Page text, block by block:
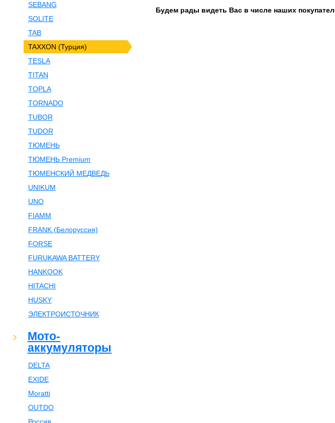
SEBANG
SOLITE
TAB
TAXXON (Турция)
TESLA
TITAN
TOPLA
TORNADO
TUBOR
TUDOR
ТЮМЕНЬ
ТЮМЕНЬ Premium
ТЮМЕНСКИЙ МЕДВЕДЬ
UNIKUM
UNO
FIAMM
FRANK (Белоруссия)
FORSE
FURUKAWA BATTERY
HANKOOK
HITACHI
HUSKY
ЭЛЕКТРОИСТОЧНИК
Мото-
аккумуляторы
DELTA
EXIDE
Moratti
OUTDO
Будем рады видеть Вас в числе наших